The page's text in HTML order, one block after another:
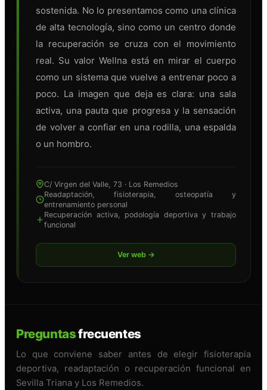
sostenida. No lo presentamos como una clínica
de alta tecnología, sino como un centro donde
la recuperación se cruza con el movimiento
real. Su valor Wellna está en mirar el cuerpo
como un sistema que vuelve a entrenar poco a
poco. La imagen que deja es clara: una sala
activa, una pauta que progresa y la sensación
de volver a confiar en una rodilla, una espalda
o un hombro.
C/ Virgen del Valle, 73 · Los Remedios
Readaptación, fisioterapia, osteopatía y
entrenamiento personal
Recuperación activa, podología deportiva y trabajo
funcional
Ver web →
Preguntasfrecuentes
Lo que conviene saber antes de elegir fisioterapia
deportiva, readaptación o recuperación funcional en
Sevilla Triana y Los Remedios.